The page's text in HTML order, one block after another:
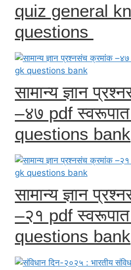
quiz general
questions
सामान्य ज्ञान
–४७ pdf
questions bank
सामान्य ज्ञान
–२१ pdf
questions bank